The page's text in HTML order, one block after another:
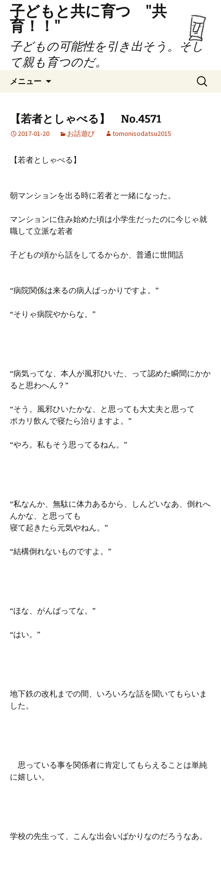
子どもと共に育つ "共
育！！"
子どもの可能性を引き出そう。そし
て親も育つのだ。
メニュー
ツ
キ
検
索:
【若者としゃべる】 No.4571
2017-01-20 お話遊び tomonisodatsu2015
【若者としゃべる】
朝マンションを出る時に若者と一緒になった。
マンションに住み始めた頃は小学生だったのに今じゃ就
職して立派な若者
子どもの頃から話をしてるからか、普通に世間話
“病院関係は来るの病人ばっかりですよ。”
“そりゃ病院やからな。”
“病気ってな、本人が風邪ひいた、って認めた瞬間にかか
ると思わへん？”
“そう。風邪ひいたかな、と思っても大丈夫と思って
ポカリ飲んで寝たら治りますよ。”
“やろ。私もそう思ってるねん。”
“私なんか、無駄に体力あるから、しんどいなあ、倒れへ
んかな、と思っても
寝て起きたら元気やねん。”
“結構倒れないものですよ。”
“ほな、がんばってな。”
“はい。”
地下鉄の改札までの間、いろいろな話を聞いてもらいま
した。
思っている事を関係者に肯定してもらえることは単純
に嬉しい。
学校の先生って、こんな出会いばかりなのだろうなあ。